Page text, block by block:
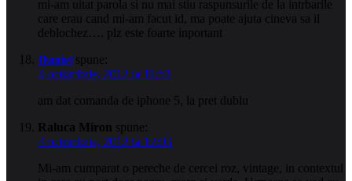
mi-am uitat parola si nu mai stiu raspunsurile de la intrbarile
care erau cand mi-am facut id, ma poate ajuta cineva sa il
deblochez…. plz este foarte inportant
Daniel spune:
4 octombrie, 2012 la 11:53
am dat comanda de iphone 5, la pret dublu
Raluca Miron spune:
4 octombrie, 2012 la 12:03
Mi-am cumparat o pereche de cercei roz, vintage, in contextul